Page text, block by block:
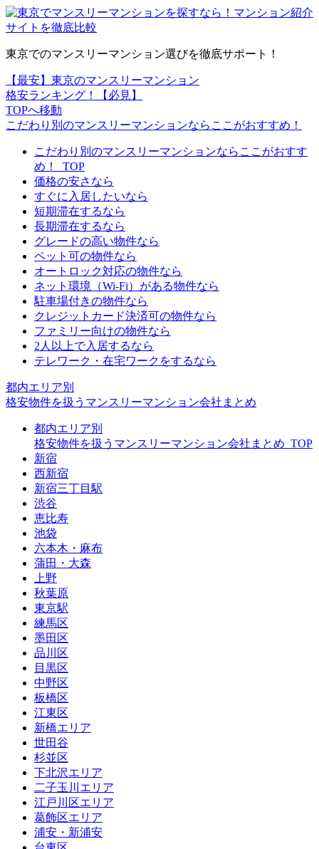
東京でのマンスリーマンション選びを徹底サポート！
【最安】東京のマンスリーマンション
格安ランキング！【必見】
TOPへ移動
こだわり別のマンスリーマンションならここがおすすめ！
こだわり別のマンスリーマンションならここがおすす
め！_TOP
価格の安さなら
すぐに入居したいなら
短期滞在するなら
長期滞在するなら
グレードの高い物件なら
ペット可の物件なら
オートロック対応の物件なら
ネット環境（Wi-Fi）がある物件なら
駐車場付きの物件なら
クレジットカード決済可の物件なら
ファミリー向けの物件なら
2人以上で入居するなら
テレワーク・在宅ワークをするなら
都内エリア別
格安物件を扱うマンスリーマンション会社まとめ
都内エリア別
格安物件を扱うマンスリーマンション会社まとめ_TOP
新宿
西新宿
新宿三丁目駅
渋谷
恵比寿
池袋
六本木・麻布
蒲田・大森
上野
秋葉原
東京駅
練馬区
墨田区
品川区
目黒区
中野区
板橋区
江東区
新橋エリア
世田谷
杉並区
下北沢エリア
二子玉川エリア
江戸川区エリア
葛飾区エリア
浦安・新浦安